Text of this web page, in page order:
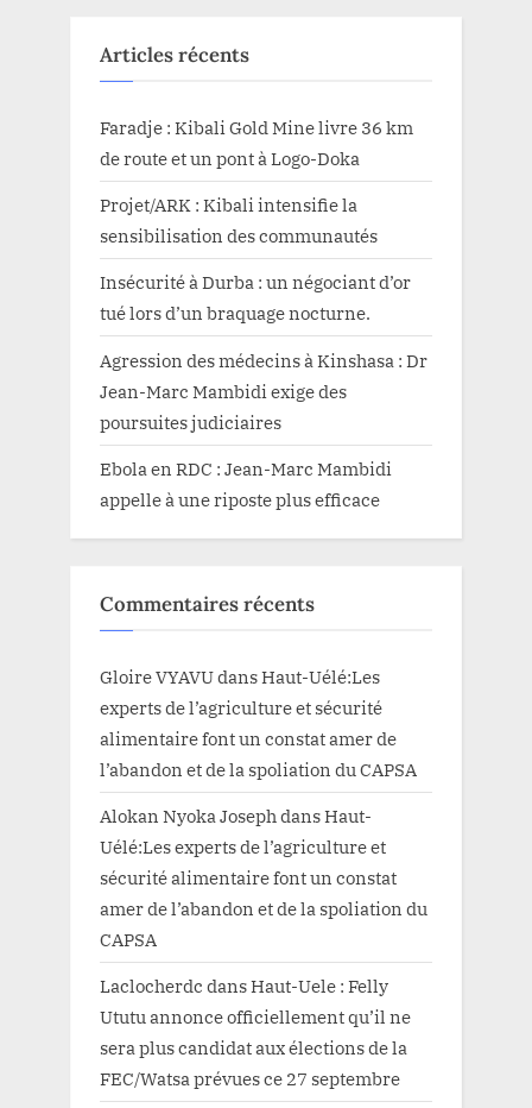
Articles récents
Faradje : Kibali Gold Mine livre 36 km
de route et un pont à Logo-Doka
Projet/ARK : Kibali intensifie la
sensibilisation des communautés
Insécurité à Durba : un négociant d’or
tué lors d’un braquage nocturne.
Agression des médecins à Kinshasa : Dr
Jean-Marc Mambidi exige des
poursuites judiciaires
Ebola en RDC : Jean-Marc Mambidi
appelle à une riposte plus efficace
Commentaires récents
Gloire VYAVUdansHaut-Uélé:Les
experts de l’agriculture et sécurité
alimentaire font un constat amer de
l’abandon et de la spoliation du CAPSA
Alokan Nyoka JosephdansHaut-
Uélé:Les experts de l’agriculture et
sécurité alimentaire font un constat
amer de l’abandon et de la spoliation du
CAPSA
Laclocherdc dansHaut-Uele : Felly
Ututu annonce officiellement qu’il ne
sera plus candidat aux élections de la
FEC/Watsa prévues ce 27 septembre